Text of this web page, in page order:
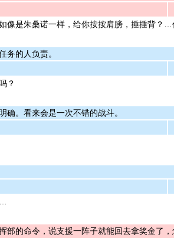
像是朱桑诺一样，给你按按肩膀，捶捶背？
务的人负责。
？
确。看来会是一次不错的战斗。
部的命令，说支援一阵子就能回去拿奖金了